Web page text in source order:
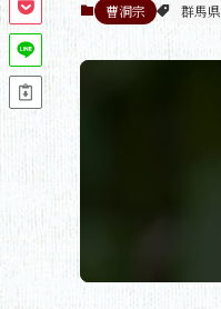
曹洞宗 群馬県